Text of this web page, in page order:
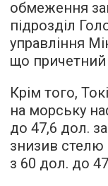
обмеження
підрозділ
управління
що причетний
Крім того,
на морську
до 47,6 дол.
знизив стелю
з 60 дол. до